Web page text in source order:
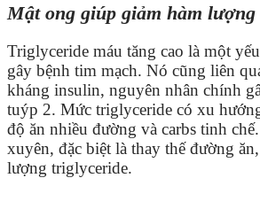
Mật ong giúp giảm hàm
Triglyceride máu tăng cao là một
gây bệnh tim mạch. Nó cũng liên
kháng insulin, nguyên nhân chính
tuýp 2. Mức triglyceride có xu
độ ăn nhiều đường và carbs tinh
xuyên, đặc biệt là thay thế đường
lượng triglyceride.